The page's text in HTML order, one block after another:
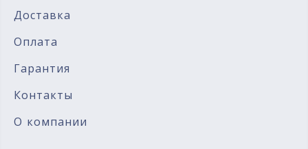
Доставка
Оплата
Гарантия
Контакты
О компании